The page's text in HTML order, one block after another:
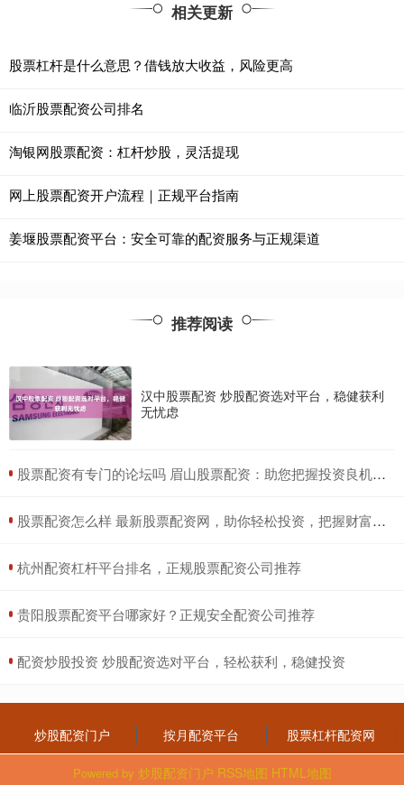
相关更新
股票杠杆是什么意思？借钱放大收益，风险更高
临沂股票配资公司排名
淘银网股票配资：杠杆炒股，灵活提现
网上股票配资开户流程｜正规平台指南
姜堰股票配资平台：安全可靠的配资服务与正规渠道
推荐阅读
汉中股票配资 炒股配资选对平台，稳健获利
无忧虑
​股票配资有专门的论坛吗 眉山股票配资：助您把握投资良机，实现财富增值
​股票配资怎么样 最新股票配资网，助你轻松投资，把握财富先机
​杭州配资杠杆平台排名，正规股票配资公司推荐
​贵阳股票配资平台哪家好？正规安全配资公司推荐
​配资炒股投资 炒股配资选对平台，轻松获利，稳健投资
炒股配资门户 按月配资平台 股票杠杆配资网
Powered by 炒股配资门户 RSS地图 HTML地图